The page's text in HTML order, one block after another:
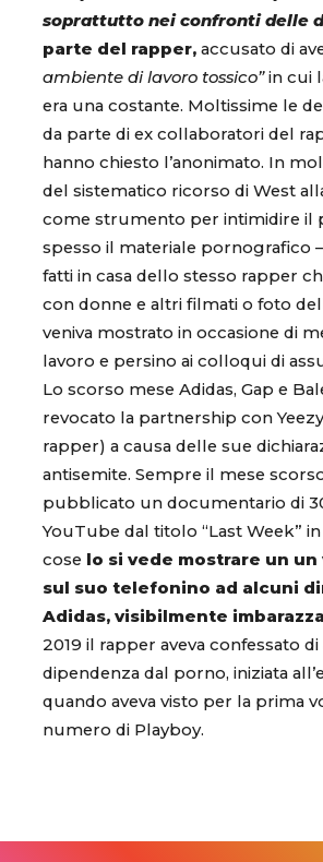
soprattutto nei confronti delle
parte del rapper, accusato di
ambiente di lavoro tossico”in cui
era una costante. Moltissime le
da parte di ex collaboratori del
hanno chiesto l’anonimato. In
del sistematico ricorso di West
come strumento per intimidire il
spesso il materiale pornografico
fatti in casa dello stesso rapper
con donne e altri filmati o foto
veniva mostrato in occasione di
lavoro e persino ai colloqui di
Lo scorso mese Adidas, Gap e
revocato la partnership con
rapper) a causa delle sue
antisemite. Sempre il mese
pubblicato un documentario di
YouTube dal titolo “Last Week”
cose lo si vede mostrare un
sul suo telefonino ad alcuni
Adidas, visibilmente
2019 il rapper aveva confessato
dipendenza dal porno, iniziata
quando aveva visto per la prima
numero di Playboy.